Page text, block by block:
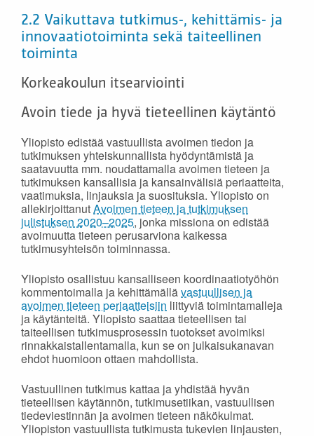
2.2 Vaikuttava tutkimus-, kehittämis- ja
innovaatiotoiminta sekä taiteellinen
toiminta
Korkeakoulun itsearviointi
Avoin tiede ja hyvä tieteellinen käytäntö
Yliopisto edistää vastuullista avoimen tiedon ja
tutkimuksen yhteiskunnallista hyödyntämistä ja
saatavuutta mm. noudattamalla avoimen tieteen ja
tutkimuksen kansallisia ja kansainvälisiä periaatteita,
vaatimuksia, linjauksia ja suosituksia. Yliopisto on
allekirjoittanutAvoimen tieteen ja tutkimuksen
julistuksen 2020–2025, jonka missiona on edistää
avoimuutta tieteen perusarviona kaikessa
tutkimusyhteisön toiminnassa.
Yliopisto osallistuu kansalliseen koordinaatiotyöhön
kommentoimalla ja kehittämällävastuullisen ja
avoimen tieteen periaatteisiin liittyviä toimintamalleja
ja käytänteitä. Yliopisto saattaa tieteellisen tai
taiteellisen tutkimusprosessin tuotokset avoimiksi
rinnakkaistallentamalla, kun se on julkaisukanavan
ehdot huomioon ottaen mahdollista.
Vastuullinen tutkimus kattaa ja yhdistää hyvän
tieteellisen käytännön, tutkimusetiikan, vastuullisen
tiedeviestinnän ja avoimen tieteen näkökulmat.
Yliopiston vastuullista tutkimusta tukevien linjausten,